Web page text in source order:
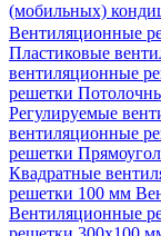
(мобильных)
Вентиляционные
Пластиковые
вентиляционные
решетки
Регулируемые
вентиляционные
решетки
Квадратные
решетки 100 мм
Вентиляционные